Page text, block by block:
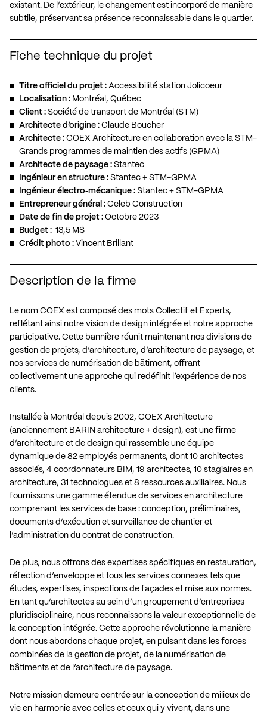
existant. De l’extérieur, le changement est incorporé de manière
subtile, préservant sa présence reconnaissable dans le quartier.
Fiche technique du projet
Titre officiel du projet : Accessibilité station Jolicoeur
Localisation : Montréal, Québec
Client : Société de transport de Montréal (STM)
Architecte d’origine : Claude Boucher
Architecte : COEX Architecture en collaboration avec la STM-
Grands programmes de maintien des actifs (GPMA)
Architecte de paysage : Stantec
Ingénieur en structure : Stantec + STM-GPMA
Ingénieur électro‐mécanique : Stantec + STM-GPMA
Entrepreneur général : Celeb Construction
Date de fin de projet : Octobre 2023
Budget : 13,5 M$
Crédit photo : Vincent Brillant
Description de la firme
Le nom COEX est composé des mots Collectif et Experts,
reflétant ainsi notre vision de design intégrée et notre approche
participative. Cette bannière réunit maintenant nos divisions de
gestion de projets, d’architecture, d’architecture de paysage, et
nos services de numérisation de bâtiment, offrant
collectivement une approche qui redéfinit l’expérience de nos
clients.
Installée à Montréal depuis 2002, COEX Architecture
(anciennement BARIN architecture + design), est une firme
d’architecture et de design qui rassemble une équipe
dynamique de 82 employés permanents, dont 10 architectes
associés, 4 coordonnateurs BIM, 19 architectes, 10 stagiaires en
architecture, 31 technologues et 8 ressources auxiliaires. Nous
fournissons une gamme étendue de services en architecture
comprenant les services de base : conception, préliminaires,
documents d’exécution et surveillance de chantier et
l’administration du contrat de construction.
De plus, nous offrons des expertises spécifiques en restauration,
réfection d’enveloppe et tous les services connexes tels que
études, expertises, inspections de façades et mise aux normes.
En tant qu’architectes au sein d’un groupement d’entreprises
pluridisciplinaire, nous reconnaissons la valeur exceptionnelle de
la conception intégrée. Cette approche révolutionne la manière
dont nous abordons chaque projet, en puisant dans les forces
combinées de la gestion de projet, de la numérisation de
bâtiments et de l’architecture de paysage.
Notre mission demeure centrée sur la conception de milieux de
vie en harmonie avec celles et ceux qui y vivent, dans une